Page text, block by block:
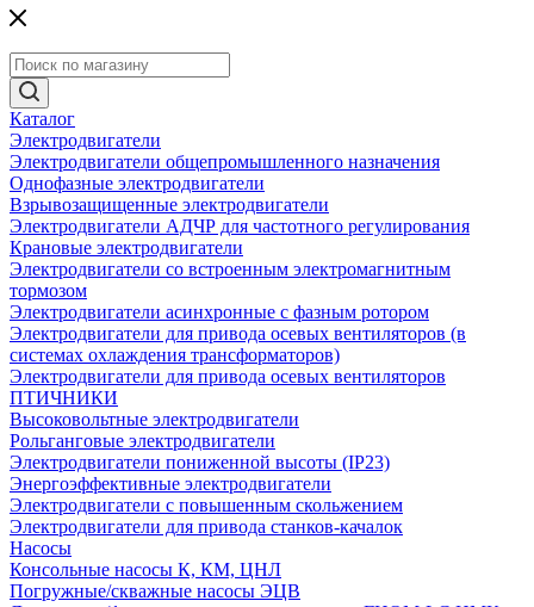
Каталог
Электродвигатели
Электродвигатели общепромышленного назначения
Однофазные электродвигатели
Взрывозащищенные электродвигатели
Электродвигатели АДЧР для частотного регулирования
Крановые электродвигатели
Электродвигатели со встроенным электромагнитным
тормозом
Электродвигатели асинхронные с фазным ротором
Электродвигатели для привода осевых вентиляторов (в
системах охлаждения трансформаторов)
Электродвигатели для привода осевых вентиляторов
ПТИЧНИКИ
Высоковольтные электродвигатели
Рольганговые электродвигатели
Электродвигатели пониженной высоты (IP23)
Энергоэффективные электродвигатели
Электродвигатели с повышенным скольжением
Электродвигатели для привода станков-качалок
Насосы
Консольные насосы К, КМ, ЦНЛ
Погружные/скважные насосы ЭЦВ